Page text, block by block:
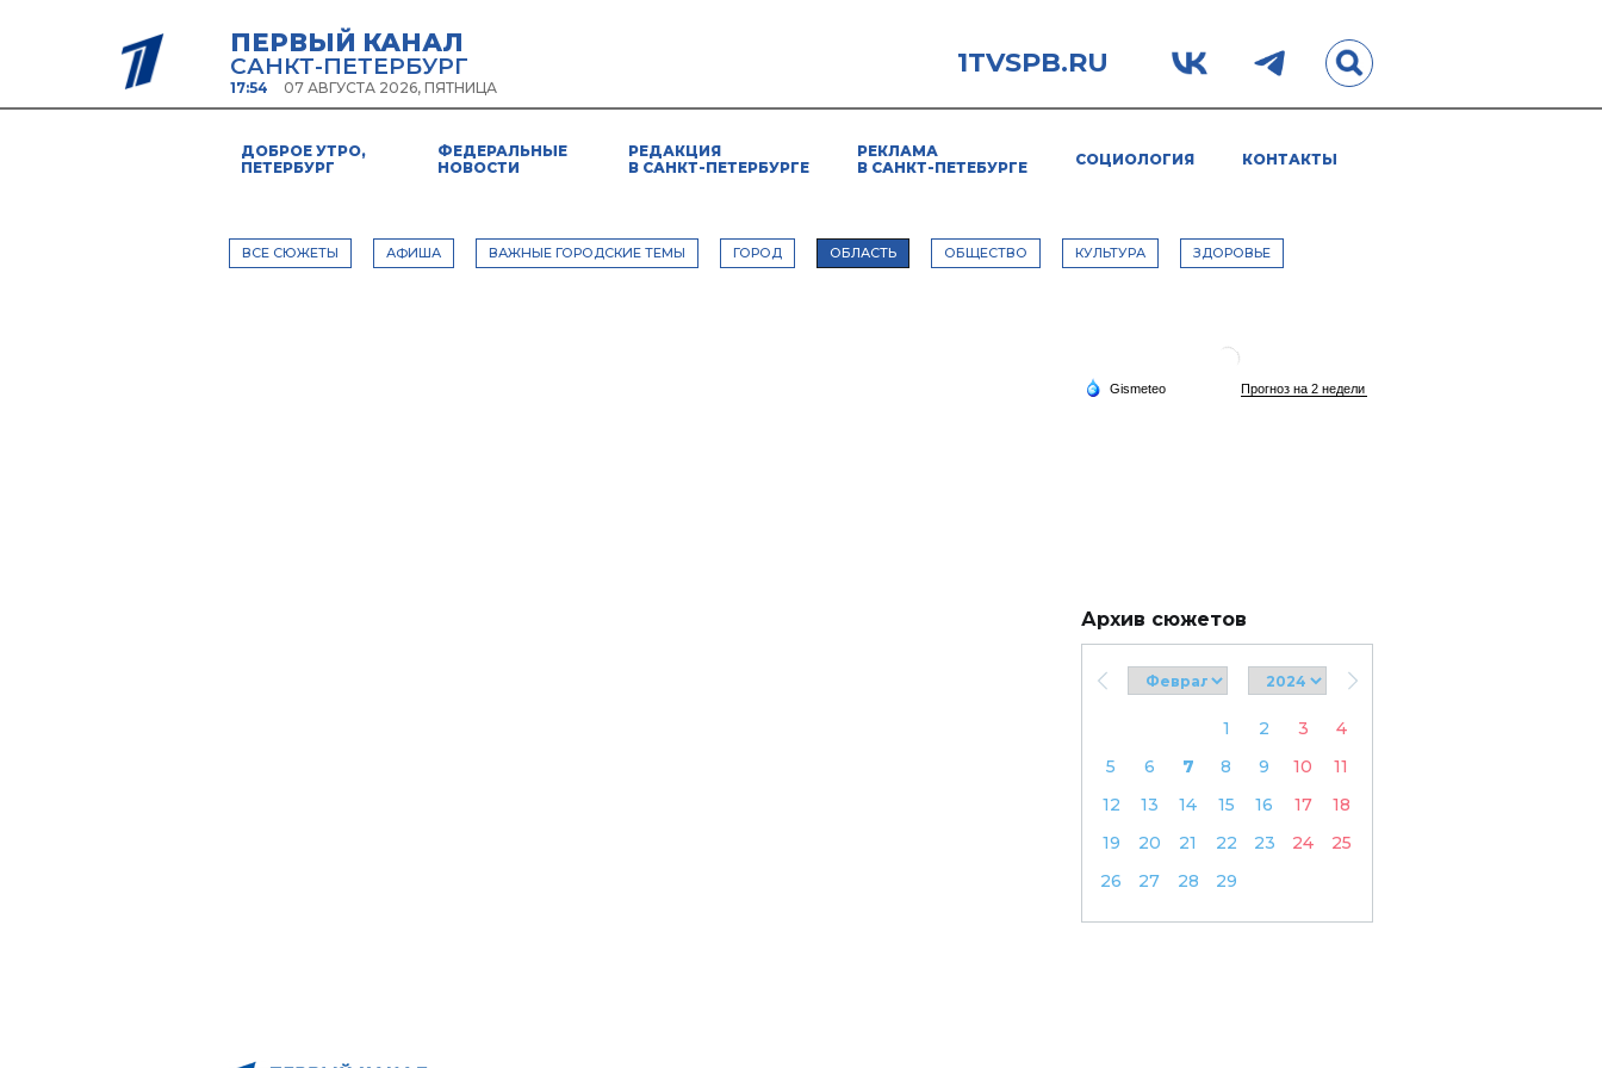
ПЕРВЫЙ КАНАЛ
САНКТ-ПЕТЕРБУРГ
17:54 07 АВГУСТА 2026, ПЯТНИЦА
1TVSPB.RU
ДОБРОЕ УТРО,
ПЕТЕРБУРГ
ФЕДЕРАЛЬНЫЕ
НОВОСТИ
РЕДАКЦИЯ
В САНКТ-ПЕТЕРБУРГЕ
РЕКЛАМА
В САНКТ-ПЕТЕБУРГЕ
СОЦИОЛОГИЯ КОНТАКТЫ
ВСЕ СЮЖЕТЫ АФИША ВАЖНЫЕ ГОРОДСКИЕ ТЕМЫ ГОРОД ОБЛАСТЬ ОБЩЕСТВО КУЛЬТУРА ЗДОРОВЬЕ
Архив сюжетов
1 2 3
4
5
6 7 8 9 10
11
12
13 14 15 16 17
18
19
20 21 22 23 24
25
26
27 28 29